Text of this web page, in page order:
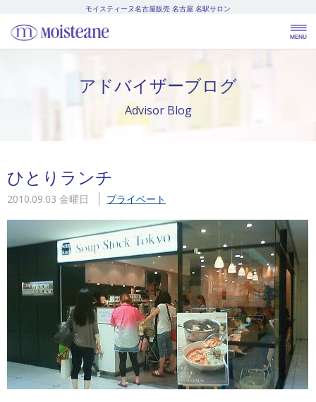
モイスティーヌ名古屋販売 名古屋 名駅サロン
アドバイザーブログ
Advisor Blog
ひとりランチ
2010.09.03 金曜日 プライベート